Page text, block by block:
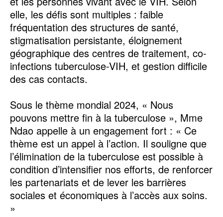
elle, les défis sont multiples : faible
fréquentation des structures de santé,
stigmatisation persistante, éloignement
géographique des centres de traitement, co-
infections tuberculose-VIH, et gestion difficile
des cas contacts.
Sous le thème mondial 2024, « Nous
pouvons mettre fin à la tuberculose », Mme
Ndao appelle à un engagement fort : « Ce
thème est un appel à l’action. Il souligne que
l’élimination de la tuberculose est possible à
condition d’intensifier nos efforts, de renforcer
les partenariats et de lever les barrières
sociales et économiques à l’accès aux soins.
»